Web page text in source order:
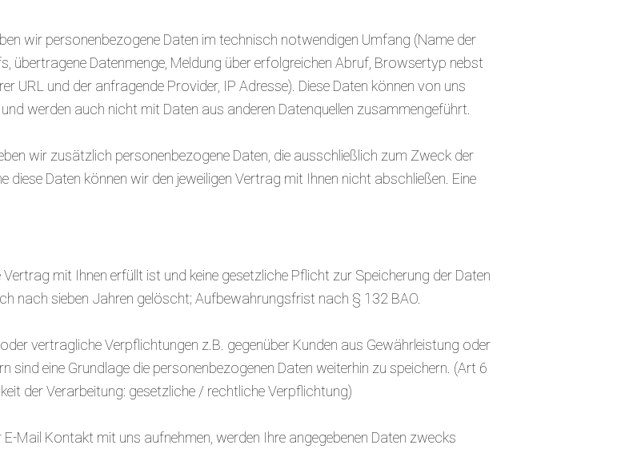
wir personenbezogene Daten im technisch notwendigen Umfang (Name der
übertragene Datenmenge, Meldung über erfolgreichen Abruf, Browsertyp nebst
URL und der anfragende Provider, IP Adresse). Diese Daten können von uns
werden auch nicht mit Daten aus anderen Datenquellen zusammengeführt.
wir zusätzlich personenbezogene Daten, die ausschließlich zum Zweck der
diese Daten können wir den jeweiligen Vertrag mit Ihnen nicht abschließen. Eine
mit Ihnen erfüllt ist und keine gesetzliche Pflicht zur Speicherung der Daten
nach sieben Jahren gelöscht; Aufbewahrungsfrist nach § 132 BAO.
vertragliche Verpflichtungen z.B. gegenüber Kunden aus Gewährleistung oder
eine Grundlage die personenbezogenen Daten weiterhin zu speichern. (Art 6
der Verarbeitung: gesetzliche / rechtliche Verpflichtung)
Mail Kontakt mit uns aufnehmen, werden Ihre angegebenen Daten zwecks